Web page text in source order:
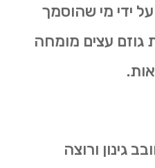
ידי מי שהוסמך
גוזם עצים מומחה
גינון ורוצה